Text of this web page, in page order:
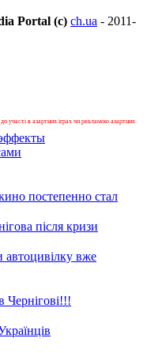
Portal (c) ch.ua - 2011-
участі в азартних іграх чи рекламою азартних
постепенно стал
після кризи
вже
Чернігові!!!